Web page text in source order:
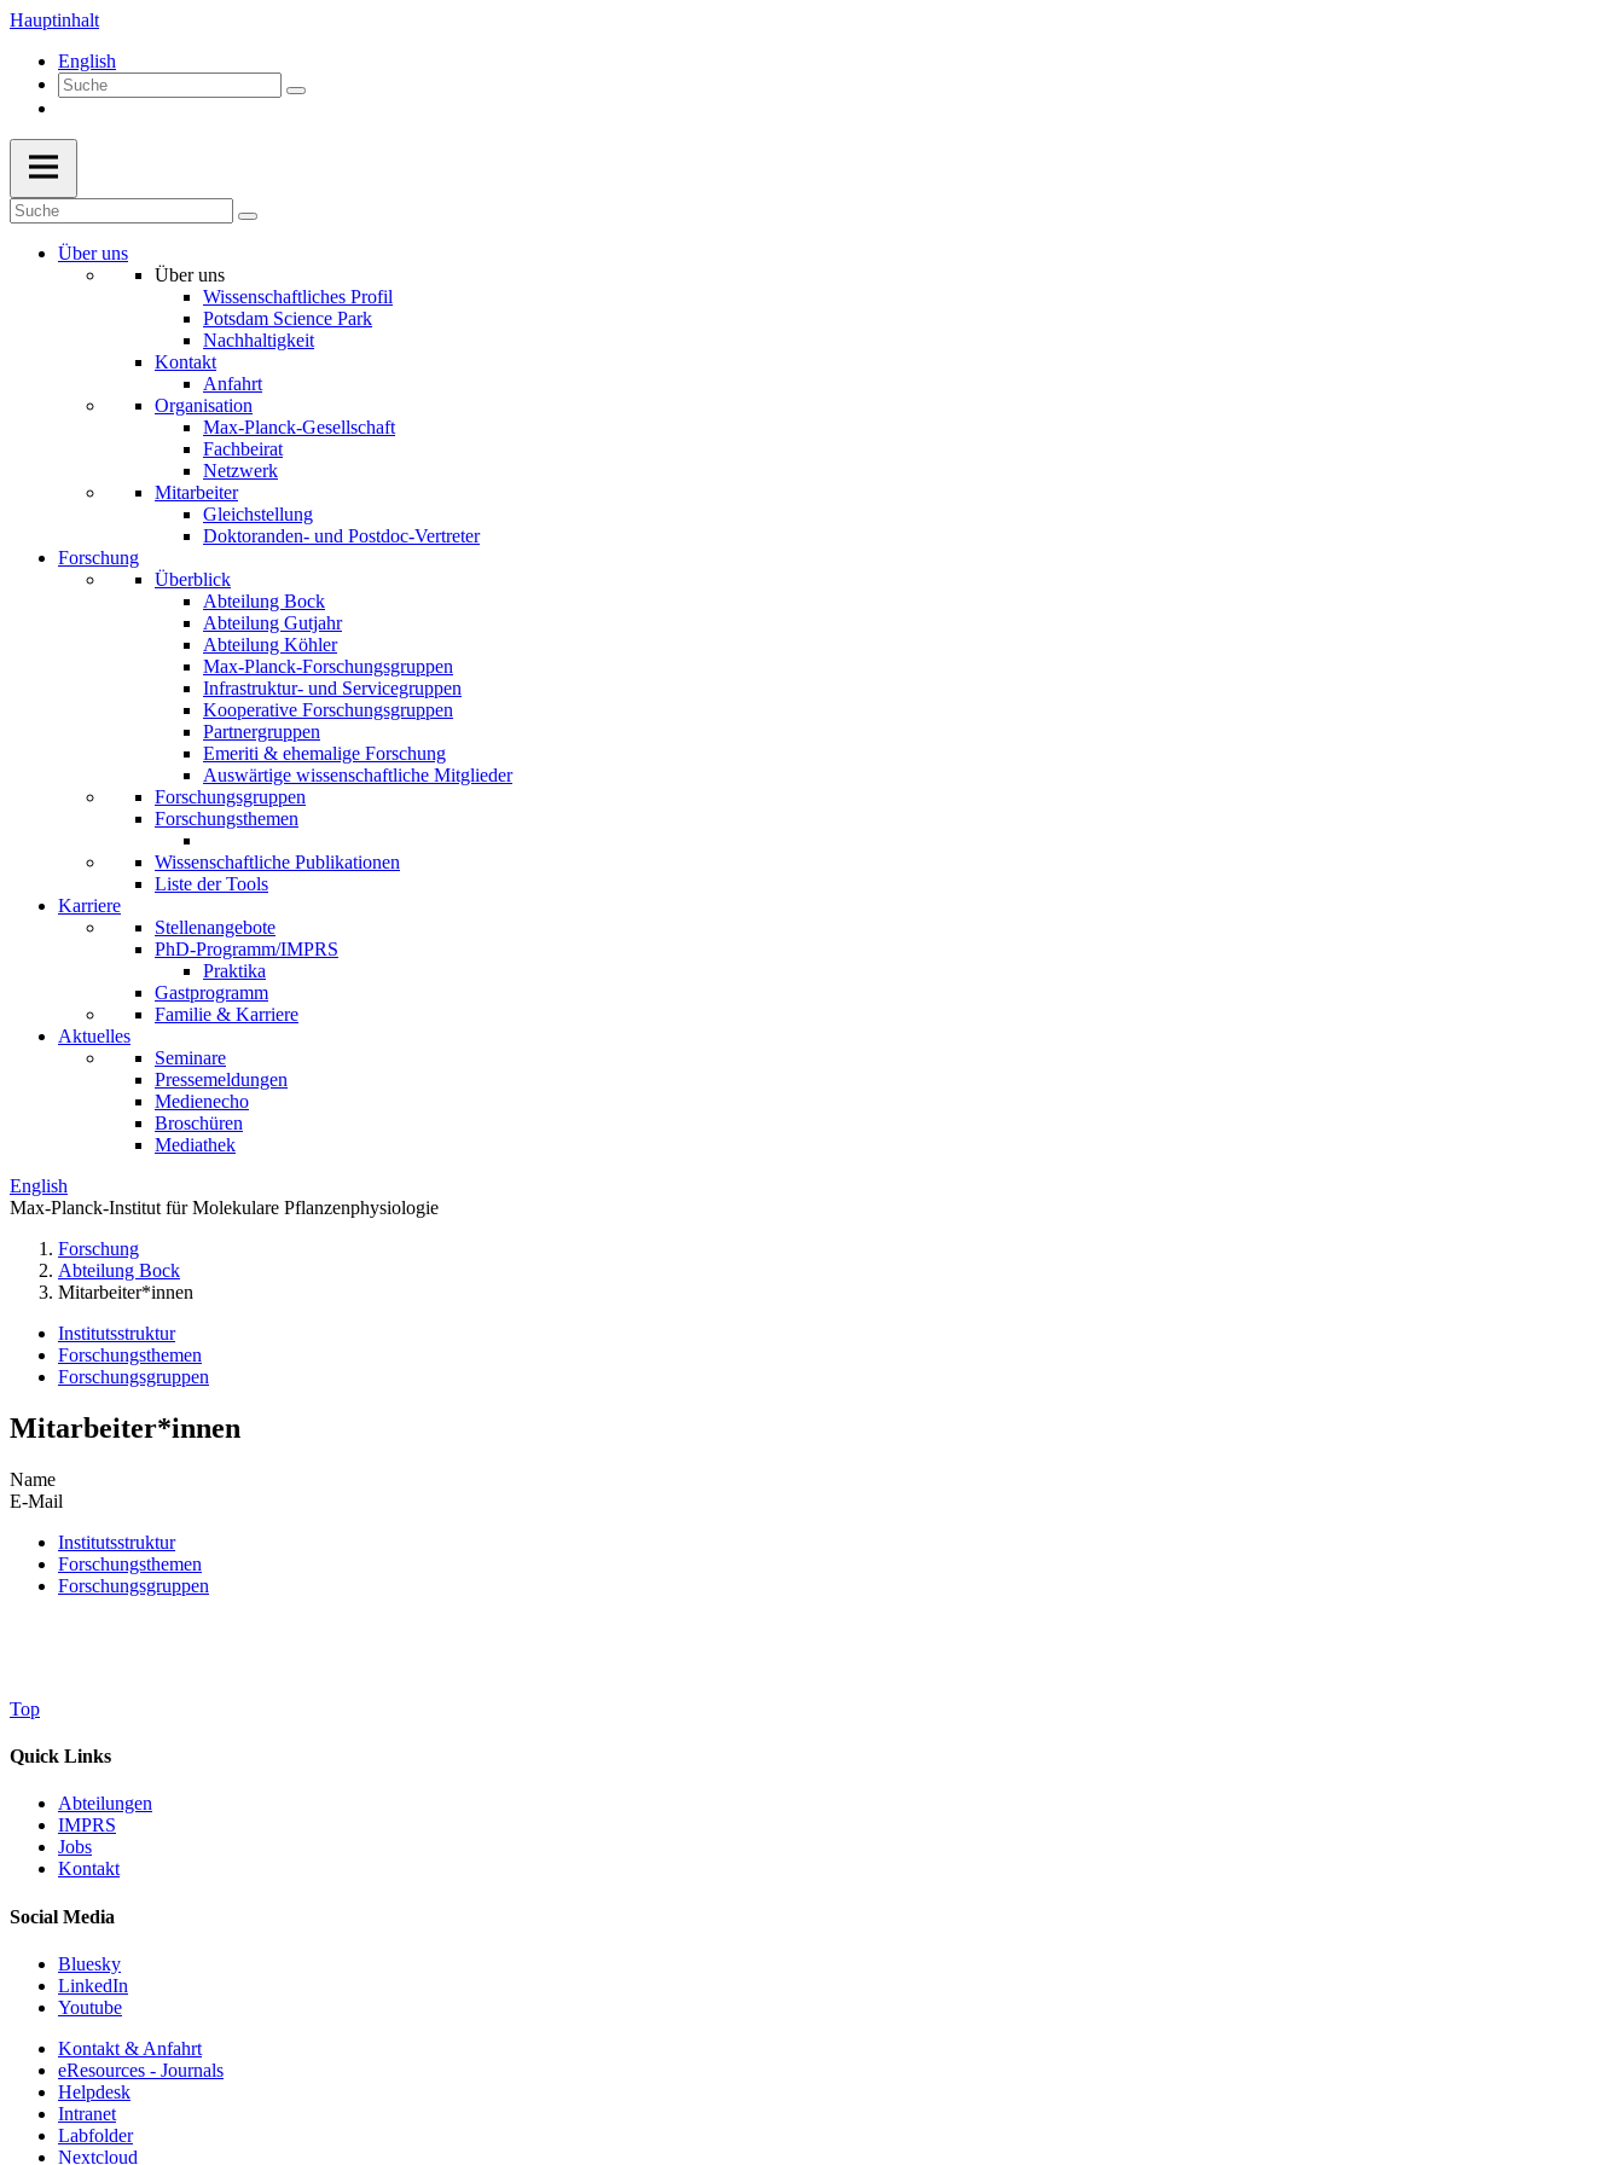
Hauptinhalt
English
Über uns
Über uns
Wissenschaftliches Profil
Potsdam Science Park
Nachhaltigkeit
Kontakt
Anfahrt
Organisation
Max-Planck-Gesellschaft
Fachbeirat
Netzwerk
Mitarbeiter
Gleichstellung
Doktoranden- und Postdoc-Vertreter
Forschung
Überblick
Abteilung Bock
Abteilung Gutjahr
Abteilung Köhler
Max-Planck-Forschungsgruppen
Infrastruktur- und Servicegruppen
Kooperative Forschungsgruppen
Partnergruppen
Emeriti & ehemalige Forschung
Auswärtige wissenschaftliche Mitglieder
Forschungsgruppen
Forschungsthemen
Wissenschaftliche Publikationen
Liste der Tools
Karriere
Stellenangebote
PhD-Programm/IMPRS
Praktika
Gastprogramm
Familie & Karriere
Aktuelles
Seminare
Pressemeldungen
Medienecho
Broschüren
Mediathek
English
Max-Planck-Institut für Molekulare Pflanzenphysiologie
Forschung
Abteilung Bock
Mitarbeiter*innen
Institutsstruktur
Forschungsthemen
Forschungsgruppen
Mitarbeiter*innen
Name
E-Mail
Institutsstruktur
Forschungsthemen
Forschungsgruppen
Top
Quick Links
Abteilungen
IMPRS
Jobs
Kontakt
Social Media
Bluesky
LinkedIn
Youtube
Kontakt & Anfahrt
eResources - Journals
Helpdesk
Intranet
Labfolder
Nextcloud